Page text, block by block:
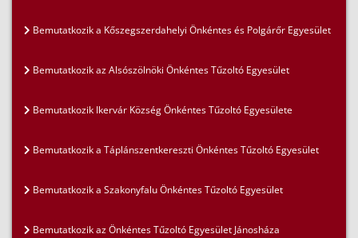
Bemutatkozik a Kőszegszerdahelyi Önkéntes és Polgárőr Egyesület
Bemutatkozik az Alsószölnöki Önkéntes Tűzoltó Egyesület
Bemutatkozik Ikervár Község Önkéntes Tűzoltó Egyesülete
Bemutatkozik a Táplánszentkereszti Önkéntes Tűzoltó Egyesület
Bemutatkozik a Szakonyfalu Önkéntes Tűzoltó Egyesület
Bemutatkozik az Önkéntes Tűzoltó Egyesület Jánosháza